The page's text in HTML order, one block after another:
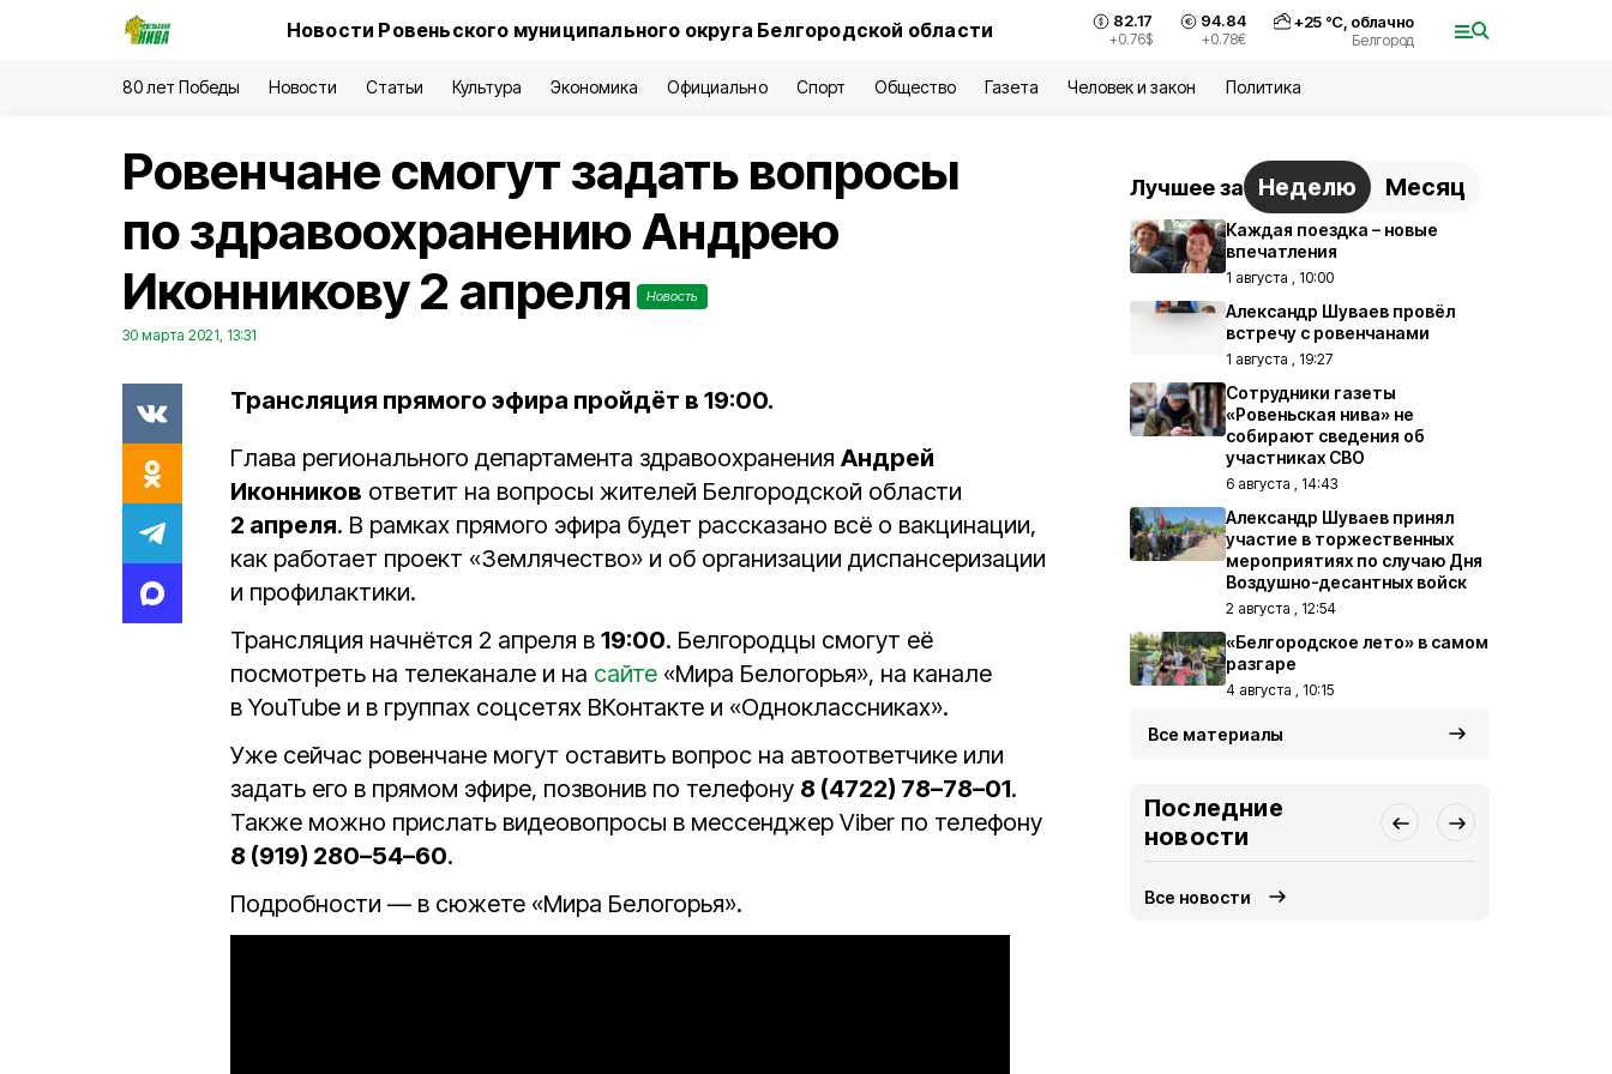
Новости Ровеньского муниципального округа Белгородской области 82.17
+0.76$
94.84
+0.78€
+25°С, облачно
Белгород
80 лет Победы Новости Статьи Культура Экономика Официально Спорт Общество Газета Человек и закон Политика
Ровенчане смогут задать вопросы
по здравоохранению Андрею
Иконникову 2 апреля
Новость
30 марта 2021, 13:31
Трансляция прямого эфира пройдёт в 19:00.
Глава регионального департамента здравоохранения Андрей
Иконников ответит на вопросы жителей Белгородской области
2 апреля. В рамках прямого эфира будет рассказано всё о вакцинации,
как работает проект «Землячество» и об организации диспансеризации
и профилактики.
Трансляция начнётся 2 апреля в 19:00. Белгородцы смогут её
посмотреть на телеканале и на сайте «Мира Белогорья», на канале
в YouTube и в группах соцсетях ВКонтакте и «Одноклассниках».
Уже сейчас ровенчане могут оставить вопрос на автоответчике или
задать его в прямом эфире, позвонив по телефону 8 (4722) 78–78–01.
Также можно прислать видеовопросы в мессенджер Viber по телефону
8 (919) 280–54–60.
Подробности — в сюжете «Мира Белогорья».
Лучшее за Неделю Месяц
Каждая поездка – новые
впечатления
1 августа , 10:00
Александр Шуваев провёл
встречу с ровенчанами
1 августа , 19:27
Сотрудники газеты
«Ровеньская нива» не
собирают сведения об
участниках СВО
6 августа , 14:43
Александр Шуваев принял
участие в торжественных
мероприятиях по случаю Дня
Воздушно-десантных войск
2 августа , 12:54
«Белгородское лето» в самом
разгаре
4 августа , 10:15
Все материалы
Последние
новости
Все новости